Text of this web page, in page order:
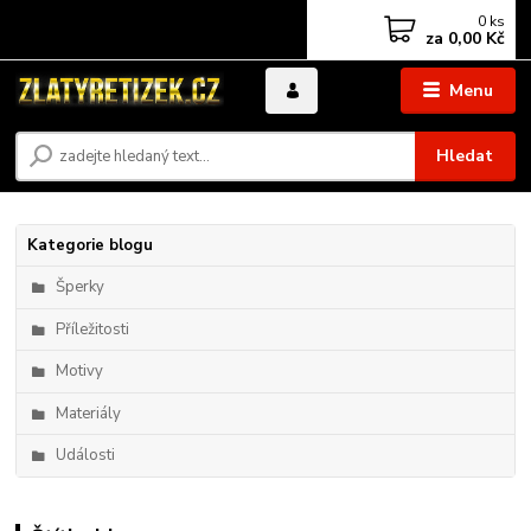
Menu
Hledat
0 ks
za 0,00 Kč
Kategorie blogu
Šperky
Příležitosti
Motivy
Materiály
Události